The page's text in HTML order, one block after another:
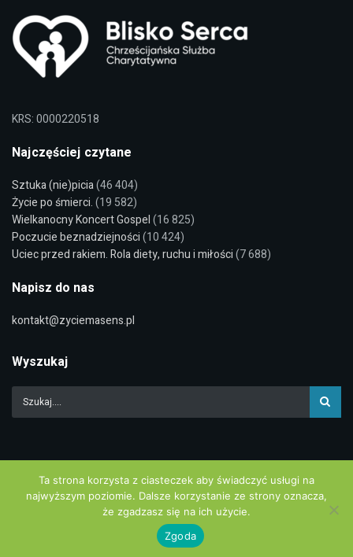
KRS: 0000220518
Najczęściej czytane
Sztuka (nie)picia(46 404)
Życie po śmierci.(19 582)
Wielkanocny Koncert Gospel(16 825)
Poczucie beznadziejności(10 424)
Uciec przed rakiem. Rola diety, ruchu i miłości(7 688)
Napisz do nas
kontakt@zyciemasens.pl
Wyszukaj
Polityka Prywatności
LIFEconnect / Życie Ma Sens| Wdrożenie:
Ta strona korzysta z ciasteczek aby świadczyć usługi na
najwyższym poziomie. Dalsze korzystanie ze strony oznacza,
że zgadzasz się na ich użycie.
Zgoda